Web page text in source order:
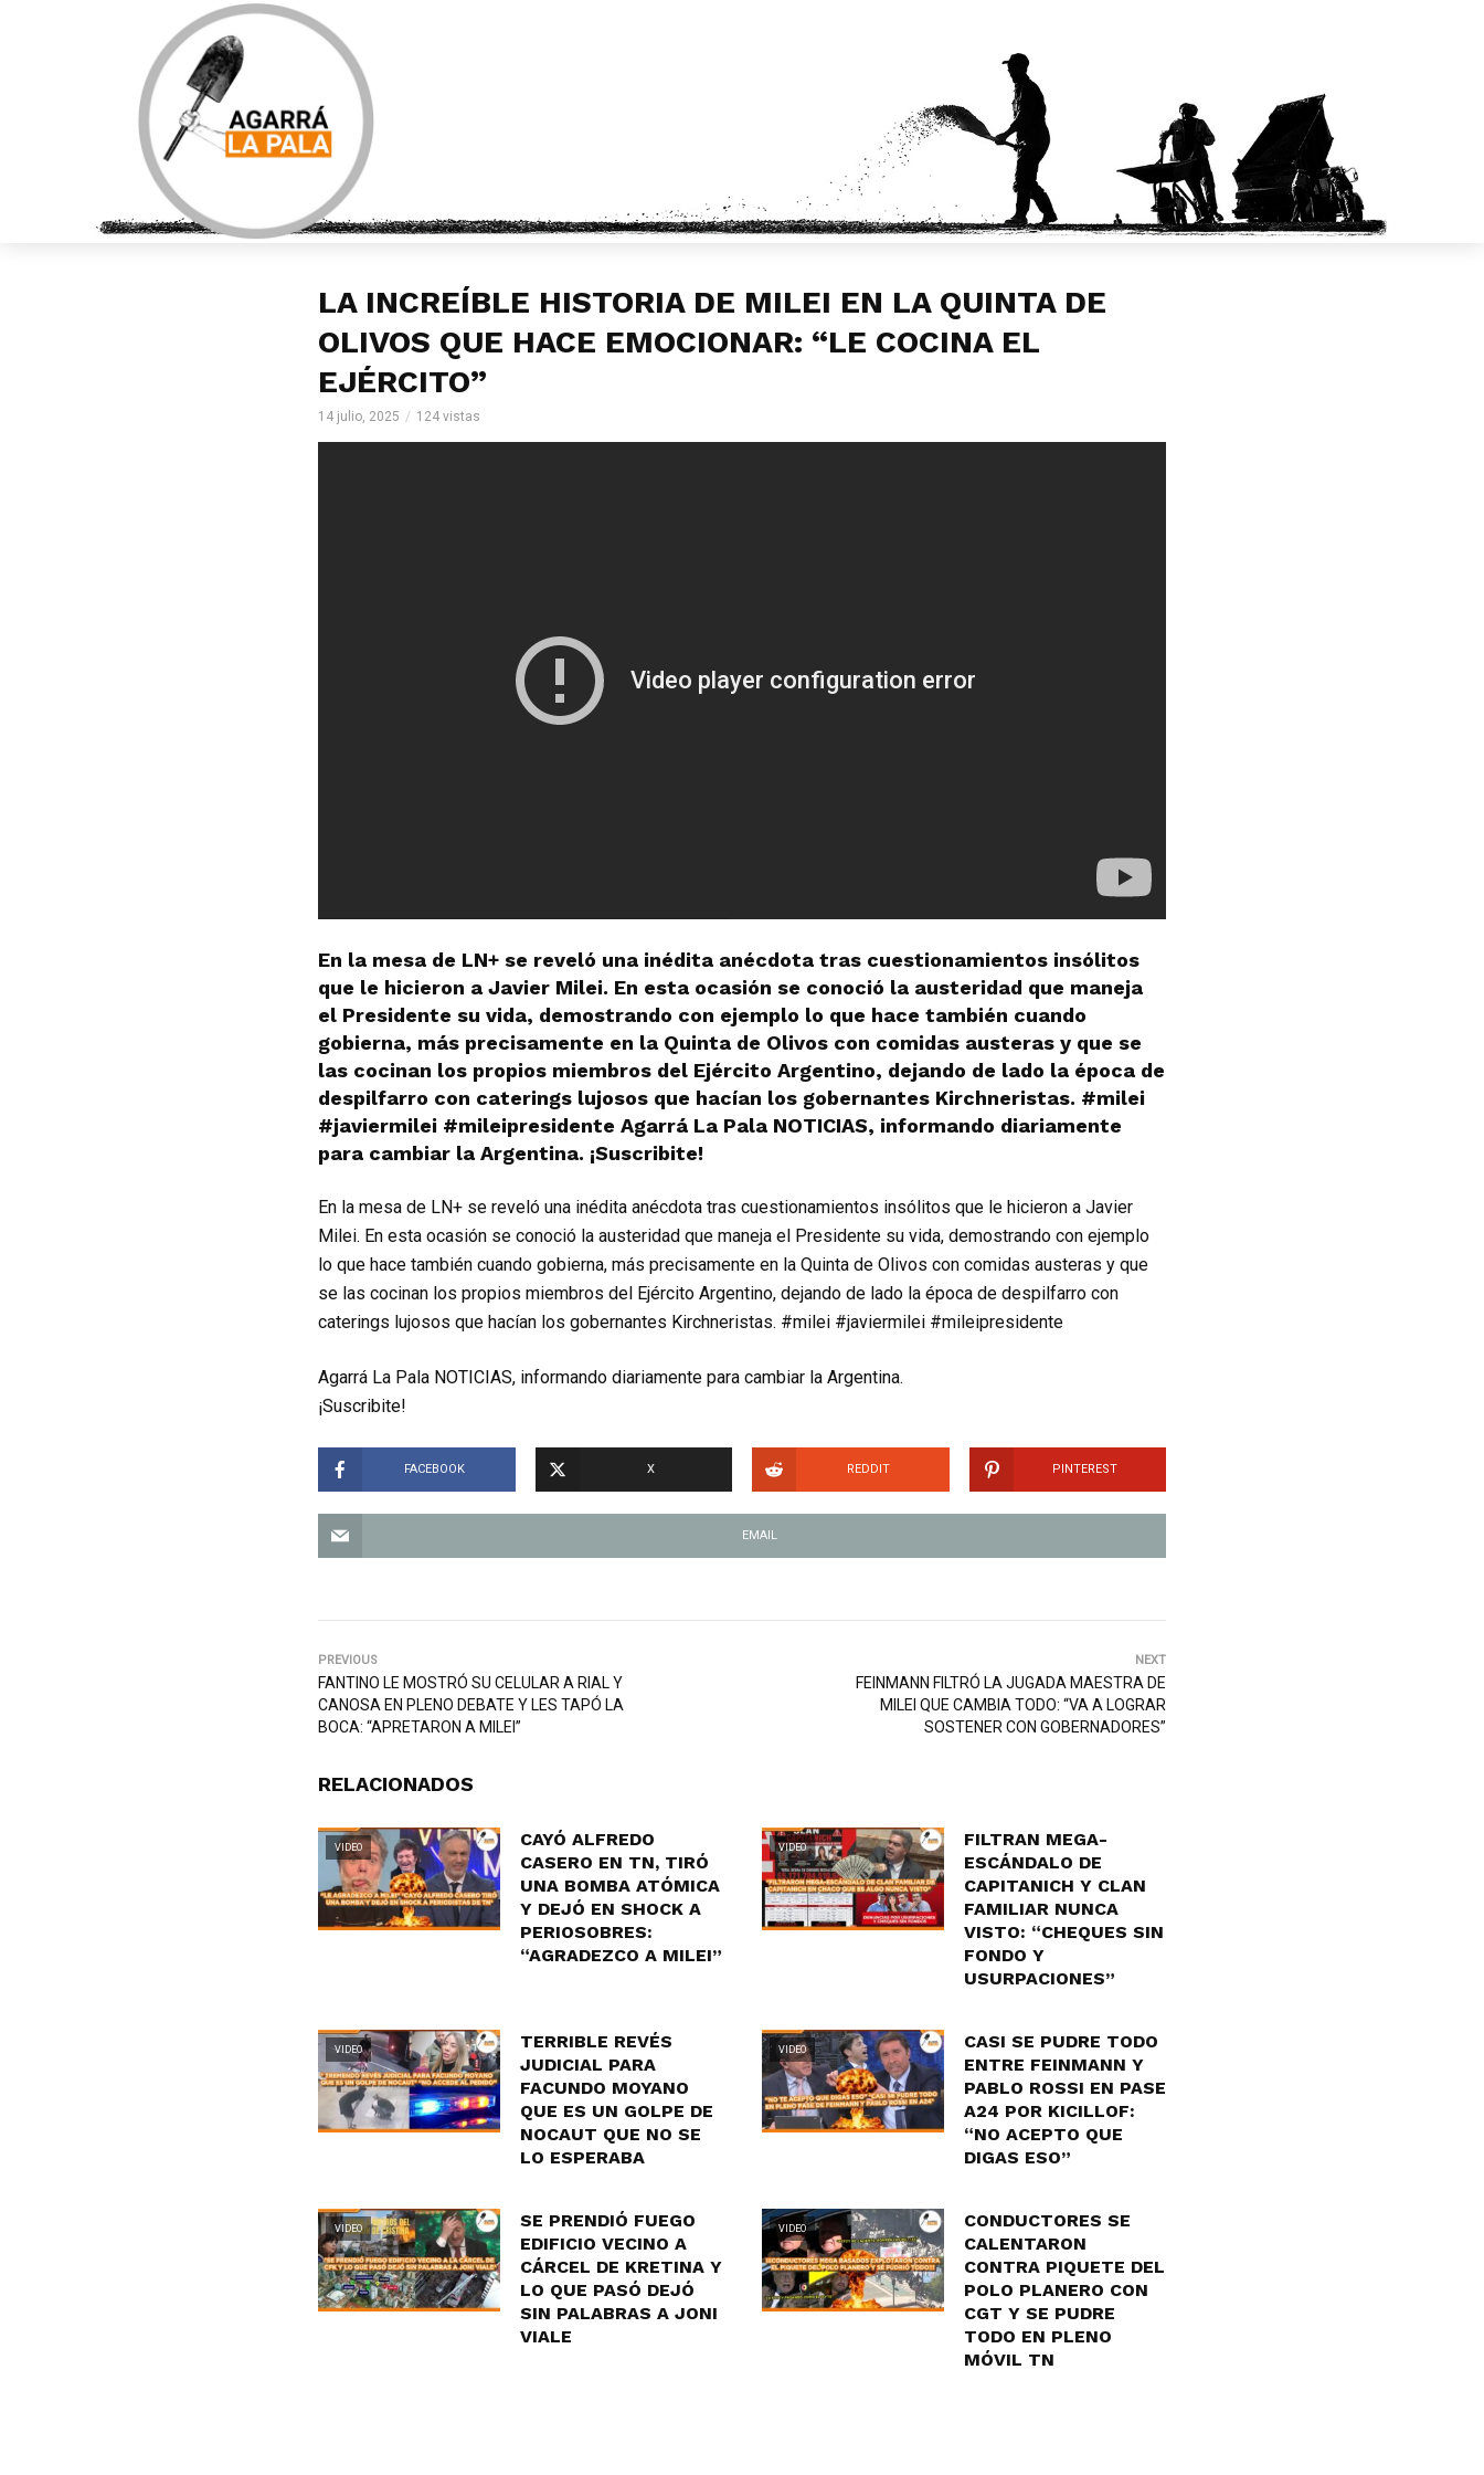
LA INCREÍBLE HISTORIA DE MILEI EN LA QUINTA DE
OLIVOS QUE HACE EMOCIONAR: “LE COCINA EL
EJÉRCITO”
14 julio, 2025 124 vistas
En la mesa de LN+ se reveló una inédita anécdota tras cuestionamientos insólitos
que le hicieron a Javier Milei. En esta ocasión se conoció la austeridad que maneja
el Presidente su vida, demostrando con ejemplo lo que hace también cuando
gobierna, más precisamente en la Quinta de Olivos con comidas austeras y que se
las cocinan los propios miembros del Ejército Argentino, dejando de lado la época de
despilfarro con caterings lujosos que hacían los gobernantes Kirchneristas. #milei
#javiermilei #mileipresidente Agarrá La Pala NOTICIAS, informando diariamente
para cambiar la Argentina. ¡Suscribite!
En la mesa de LN+ se reveló una inédita anécdota tras cuestionamientos insólitos que le hicieron a Javier
Milei. En esta ocasión se conoció la austeridad que maneja el Presidente su vida, demostrando con ejemplo
lo que hace también cuando gobierna, más precisamente en la Quinta de Olivos con comidas austeras y que
se las cocinan los propios miembros del Ejército Argentino, dejando de lado la época de despilfarro con
caterings lujosos que hacían los gobernantes Kirchneristas. #milei #javiermilei #mileipresidente
Agarrá La Pala NOTICIAS, informando diariamente para cambiar la Argentina.
¡Suscribite!
FACEBOOK X REDDIT PINTEREST
EMAIL
PREVIOUS
FANTINO LE MOSTRÓ SU CELULAR A RIAL Y
CANOSA EN PLENO DEBATE Y LES TAPÓ LA
BOCA: “APRETARON A MILEI”
NEXT
FEINMANN FILTRÓ LA JUGADA MAESTRA DE
MILEI QUE CAMBIA TODO: “VA A LOGRAR
SOSTENER CON GOBERNADORES”
RELACIONADOS
VIDEO
CAYÓ ALFREDO
CASERO EN TN, TIRÓ
UNA BOMBA ATÓMICA
Y DEJÓ EN SHOCK A
PERIOSOBRES:
“AGRADEZCO A MILEI”
VIDEO
FILTRAN MEGA-
ESCÁNDALO DE
CAPITANICH Y CLAN
FAMILIAR NUNCA
VISTO: “CHEQUES SIN
FONDO Y
USURPACIONES”
VIDEO
TERRIBLE REVÉS
JUDICIAL PARA
FACUNDO MOYANO
QUE ES UN GOLPE DE
NOCAUT QUE NO SE
LO ESPERABA
VIDEO
CASI SE PUDRE TODO
ENTRE FEINMANN Y
PABLO ROSSI EN PASE
A24 POR KICILLOF:
“NO ACEPTO QUE
DIGAS ESO”
VIDEO
SE PRENDIÓ FUEGO
EDIFICIO VECINO A
CÁRCEL DE KRETINA Y
LO QUE PASÓ DEJÓ
SIN PALABRAS A JONI
VIALE
VIDEO
CONDUCTORES SE
CALENTARON
CONTRA PIQUETE DEL
POLO PLANERO CON
CGT Y SE PUDRE
TODO EN PLENO
MÓVIL TN